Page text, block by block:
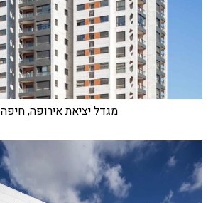
מגדל יציאת אירופה, חיפה